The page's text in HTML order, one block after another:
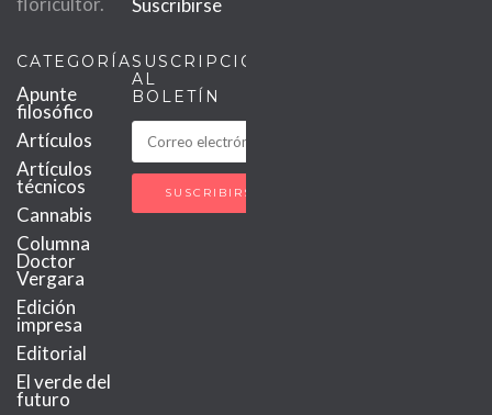
Suscribirse
CATEGORÍAS
Apunte
filosófico
Artículos
Artículos
técnicos
Cannabis
Columna
Doctor
Vergara
Edición
impresa
Editorial
El verde del
futuro
SUSCRIPCIÓN
AL
BOLETÍN